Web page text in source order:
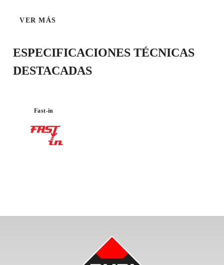
VER MÁS
ESPECIFICACIONES TÉCNICAS
DESTACADAS
Fast-in